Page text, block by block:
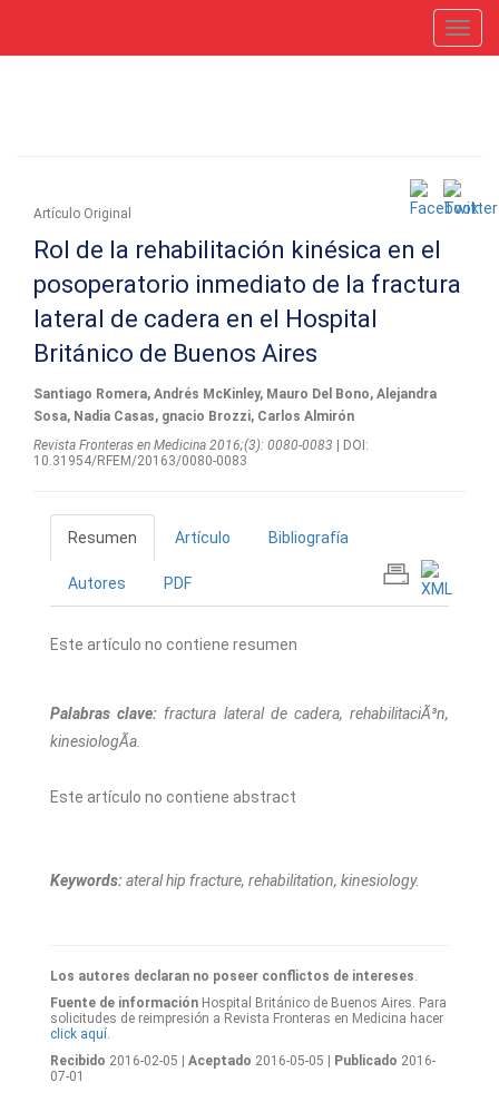
Artículo Original
Rol de la rehabilitación kinésica en el
posoperatorio inmediato de la fractura
lateral de cadera en el Hospital
Británico de Buenos Aires
Santiago Romera, Andrés McKinley, Mauro Del Bono, Alejandra
Sosa, Nadia Casas, gnacio Brozzi, Carlos Almirón
Revista Fronteras en Medicina 2016;(3): 0080-0083 | DOI:
10.31954/RFEM/20163/0080-0083
Resumen Artículo Bibliografía
Autores PDF
Este artículo no contiene resumen
Palabras clave: fractura lateral de cadera, rehabilitaciÃ³n,
kinesiologÃ­a.
Este artículo no contiene abstract
Keywords:ateral hip fracture, rehabilitation, kinesiology.
Los autores declaran no poseer conflictos de intereses.
Fuente de información Hospital Británico de Buenos Aires. Para
solicitudes de reimpresión a Revista Fronteras en Medicina hacer
click aquí.
Recibido 2016-02-05 | Aceptado 2016-05-05 | Publicado 2016-
07-01